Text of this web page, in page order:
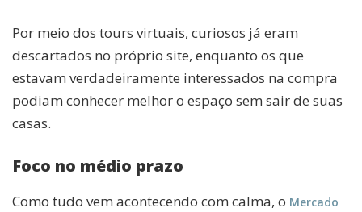
Por meio dos tours virtuais, curiosos já eram
descartados no próprio site, enquanto os que
estavam verdadeiramente interessados na compra
podiam conhecer melhor o espaço sem sair de suas
casas.
Foco no médio prazo
Como tudo vem acontecendo com calma, o Mercado